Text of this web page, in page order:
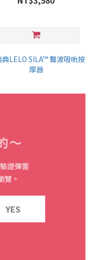
LELO SILA™ 聲波吸吮按
～
證彈窗
覽。
YES